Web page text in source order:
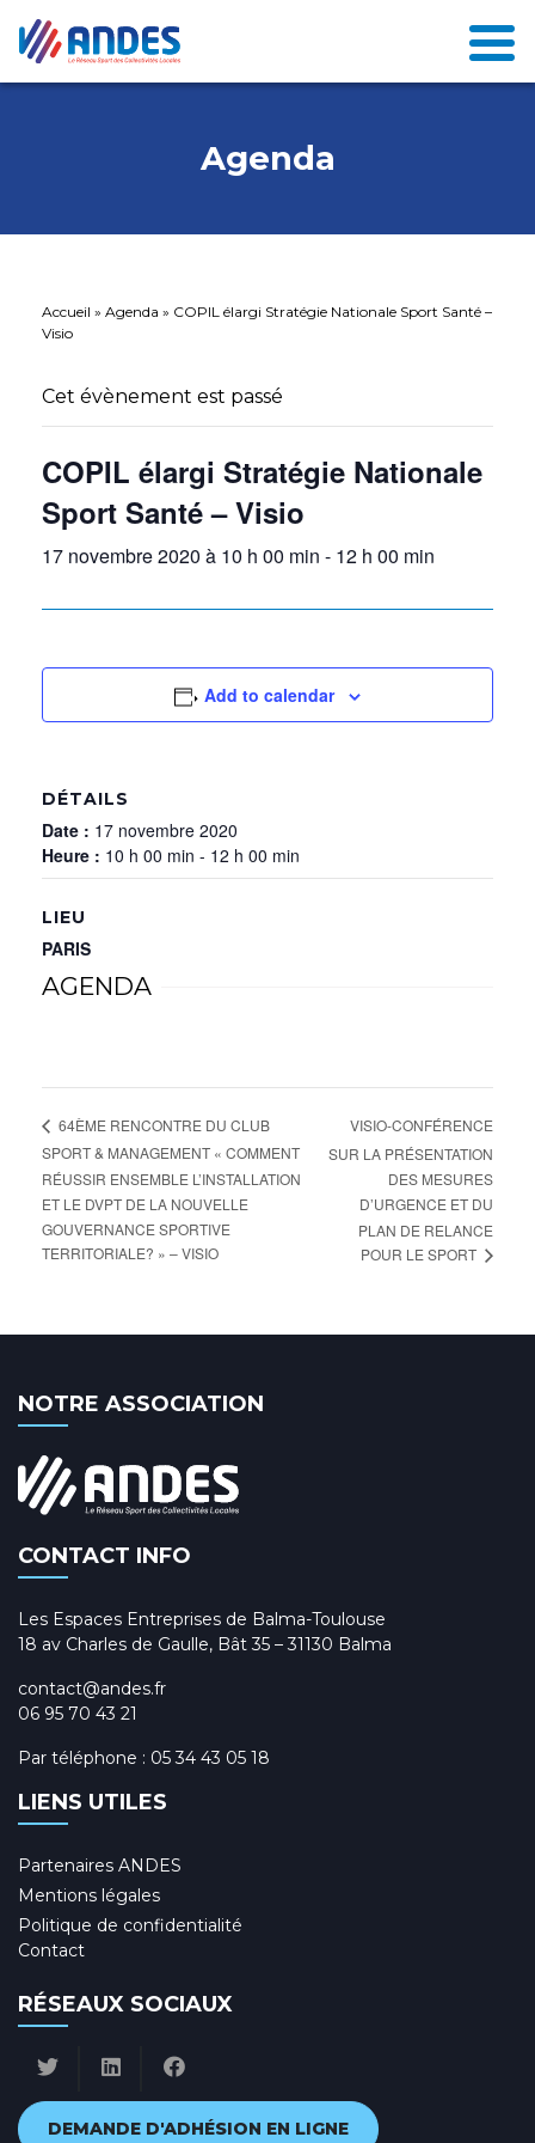
Agenda
Accueil » Agenda » COPIL élargi Stratégie Nationale Sport Santé –
Visio
Cet évènement est passé
COPIL élargi Stratégie Nationale
Sport Santé – Visio
17 novembre 2020 à 10 h 00 min - 12 h 00 min
Add to calendar
DÉTAILS
Date : 17 novembre 2020
Heure : 10 h 00 min - 12 h 00 min
LIEU
PARIS
AGENDA
64ÈME RENCONTRE DU CLUB
SPORT & MANAGEMENT « COMMENT
RÉUSSIR ENSEMBLE L’INSTALLATION
ET LE DVPT DE LA NOUVELLE
GOUVERNANCE SPORTIVE
TERRITORIALE? » – VISIO
VISIO-CONFÉRENCE
SUR LA PRÉSENTATION
DES MESURES
D’URGENCE ET DU
PLAN DE RELANCE
POUR LE SPORT
NOTRE ASSOCIATION
CONTACT INFO
Les Espaces Entreprises de Balma-Toulouse
18 av Charles de Gaulle, Bât 35 – 31130 Balma
contact@andes.fr
06 95 70 43 21
Par téléphone : 05 34 43 05 18
LIENS UTILES
Partenaires ANDES
Mentions légales
Politique de confidentialité
Contact
RÉSEAUX SOCIAUX
DEMANDE D'ADHÉSION EN LIGNE